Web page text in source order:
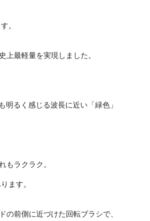
。
最軽量を実現しました。
るく感じる波長に近い「緑色」
ラクラク。
ます。
前側に近づけた回転ブラシで、